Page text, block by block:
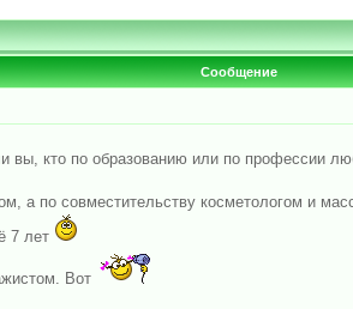
Сообщение
вы, кто по образованию или по профессии
по совместительству косметологом и
7 лет
Вот